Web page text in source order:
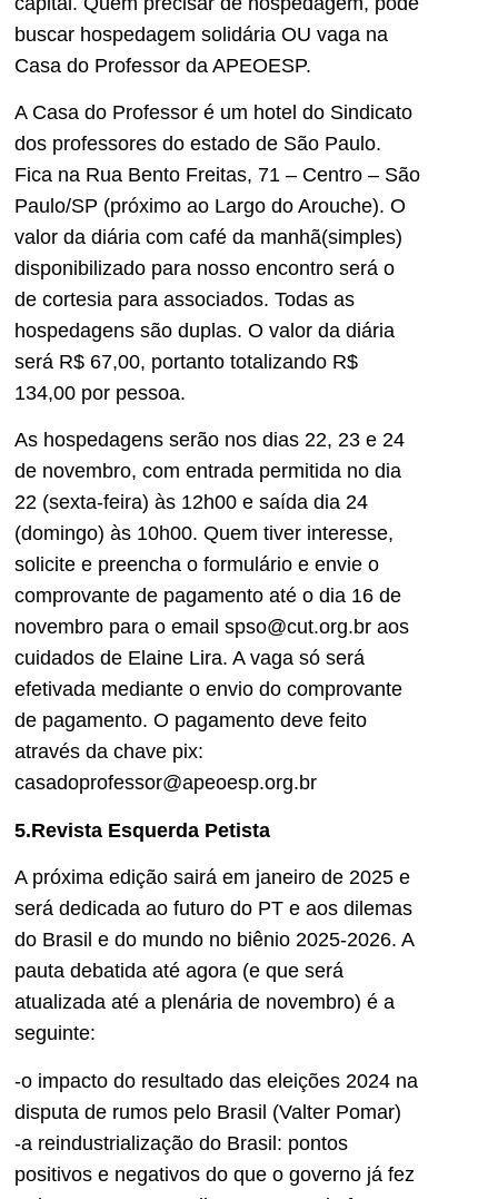
buscar hospedagem solidária OU vaga na
Casa do Professor da APEOESP.
A Casa do Professor é um hotel do Sindicato
dos professores do estado de São Paulo.
Fica na Rua Bento Freitas, 71 – Centro – São
Paulo/SP (próximo ao Largo do Arouche). O
valor da diária com café da manhã(simples)
disponibilizado para nosso encontro será o
de cortesia para associados. Todas as
hospedagens são duplas. O valor da diária
será R$ 67,00, portanto totalizando R$
134,00 por pessoa.
As hospedagens serão nos dias 22, 23 e 24
de novembro, com entrada permitida no dia
22 (sexta-feira) às 12h00 e saída dia 24
(domingo) às 10h00. Quem tiver interesse,
solicite e preencha o formulário e envie o
comprovante de pagamento até o dia 16 de
novembro para o email spso@cut.org.br aos
cuidados de Elaine Lira. A vaga só será
efetivada mediante o envio do comprovante
de pagamento. O pagamento deve feito
através da chave pix:
casadoprofessor@apeoesp.org.br
5.Revista Esquerda Petista
A próxima edição sairá em janeiro de 2025 e
será dedicada ao futuro do PT e aos dilemas
do Brasil e do mundo no biênio 2025-2026. A
pauta debatida até agora (e que será
atualizada até a plenária de novembro) é a
seguinte:
-o impacto do resultado das eleições 2024 na
disputa de rumos pelo Brasil (Valter Pomar)
-a reindustrialização do Brasil: pontos
positivos e negativos do que o governo já fez